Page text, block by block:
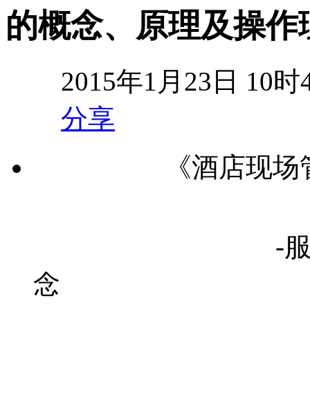
的概念、原理及操作
2015年1月23日 10时
分享
《酒店现
-
念